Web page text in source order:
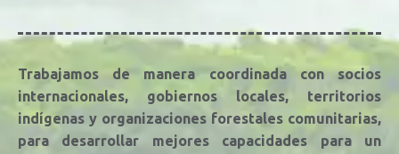
Trabajamos de manera coordinada con socios
internacionales, gobiernos locales, territorios
indígenas y organizaciones forestales comunitarias,
para desarrollar mejores capacidades para un